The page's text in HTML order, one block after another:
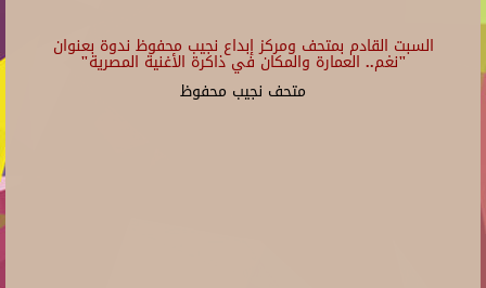
السبت القادم بمتحف ومركز إبداع نجيب محفوظ ندوة بعنوان
"نغم.. العمارة والمكان في ذاكرة الأغنية المصرية"
متحف نجيب محفوظ